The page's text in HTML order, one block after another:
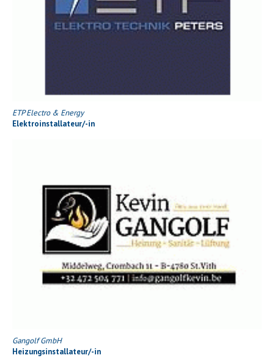
ETP Electro & Energy
Elektroinstallateur/-in
Gangolf GmbH
Heizungsinstallateur/-in